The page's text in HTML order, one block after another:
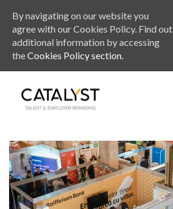
By navigating on our website you
agree with our Cookies Policy. Find out
additional information by accessing
theCookies Policy section.